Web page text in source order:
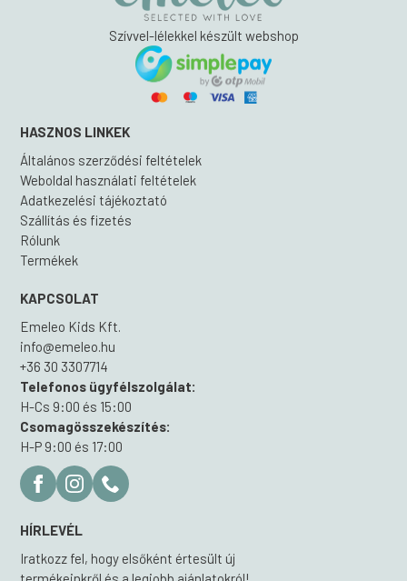
Szívvel-lélekkel készült webshop
HASZNOS LINKEK
Általános szerződési feltételek
Weboldal használati feltételek
Adatkezelési tájékoztató
Szállítás és fizetés
Rólunk
Termékek
KAPCSOLAT
Emeleo Kids Kft.
info@emeleo.hu
+36 30 3307714
Telefonos ügyfélszolgálat:
H-Cs 9:00 és 15:00
Csomagösszekészítés:
H-P 9:00 és 17:00
HÍRLEVÉL
Iratkozz fel, hogy elsőként értesült új